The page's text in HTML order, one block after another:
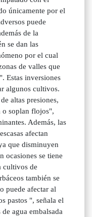
únicamente por el
puede
de la
se dan las
por el cual
de valles que
Estas inversiones
algunos cultivos.
altas presiones,
o soplan flojos",
Además, las
afectan
que disminuyen
ocasiones se tiene
cultivos de
también se
puede afectar al
pastos ", señala el
agua embalsada